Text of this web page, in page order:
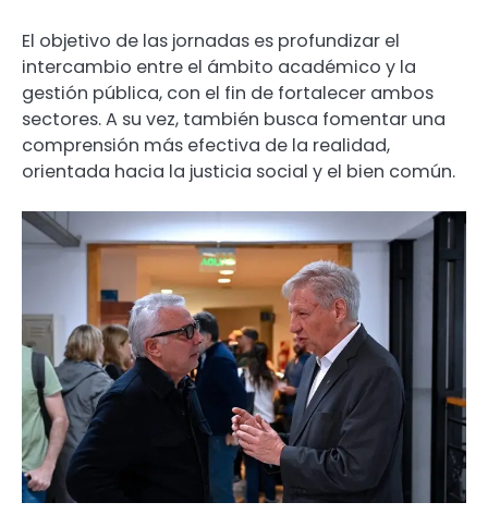
El objetivo de las jornadas es profundizar el
intercambio entre el ámbito académico y la
gestión pública, con el fin de fortalecer ambos
sectores. A su vez, también busca fomentar una
comprensión más efectiva de la realidad,
orientada hacia la justicia social y el bien común.